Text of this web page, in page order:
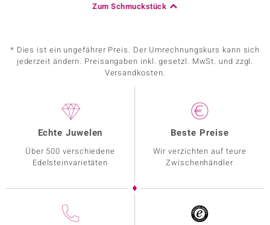
Zum Schmuckstück
* Dies ist ein ungefährer Preis. Der Umrechnungskurs kann sich
jederzeit ändern. Preisangaben inkl. gesetzl. MwSt. und zzgl.
Versandkosten.
Echte Juwelen
Über 500 verschiedene
Edelsteinvarietäten
Beste Preise
Wir verzichten auf teure
Zwischenhändler